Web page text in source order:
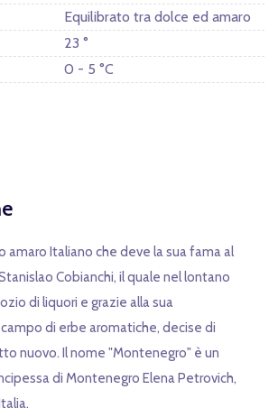
Equilibrato tra dolce ed amaro
23 °
0 - 5 °C
amaro Italiano che deve la sua fama al
Cobianchi, il quale nel lontano
di liquori e grazie alla sua
di erbe aromatiche, decise di
nuovo. Il nome "Montenegro" è un
di Montenegro Elena Petrovich,